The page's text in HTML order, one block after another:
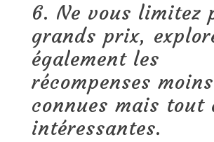
6. Ne vous limitez
grands prix,
également les
récompenses moins
connues mais tout
intéressantes.